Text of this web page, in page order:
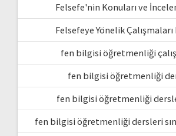
Felsefe'nin Konuları ve
Felsefeye Yönelik
fen bilgisi öğretmenliği
fen bilgisi öğretmenliği
fen bilgisi öğretmenliği
fen bilgisi öğretmenliği dersleri